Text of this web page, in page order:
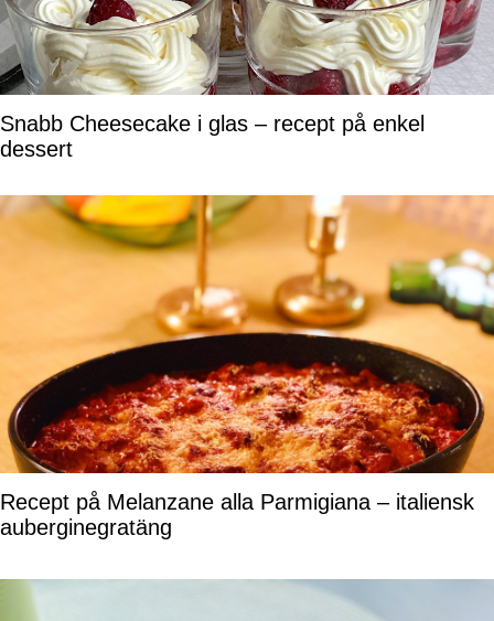
Snabb Cheesecake i glas – recept på enkel
dessert
Recept på Melanzane alla Parmigiana – italiensk
auberginegratäng